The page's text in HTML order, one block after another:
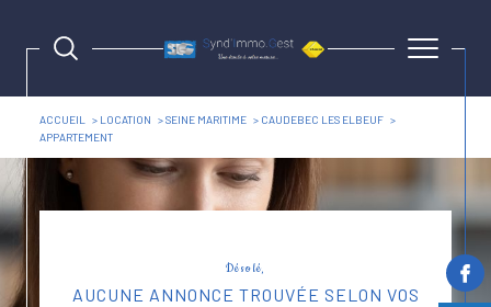
ACCUEIL LOCATION SEINE MARITIME
CAUDEBEC LES ELBEUF
APPARTEMENT
Désolé,
AUCUNE ANNONCE TROUVÉE SELON VOS